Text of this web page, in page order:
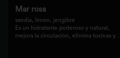
Mar rosa
sandia, limón, jengibre
Es un hidratante poderoso y natural,
mejora la circulación, elimina toxinas y